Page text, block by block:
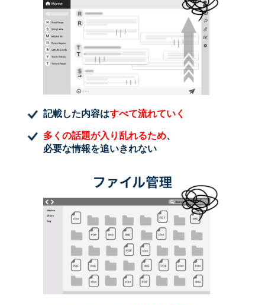
記載した内容はすべて流れていく
多くの話題が入り乱れるため、
必要な情報を追いきれない